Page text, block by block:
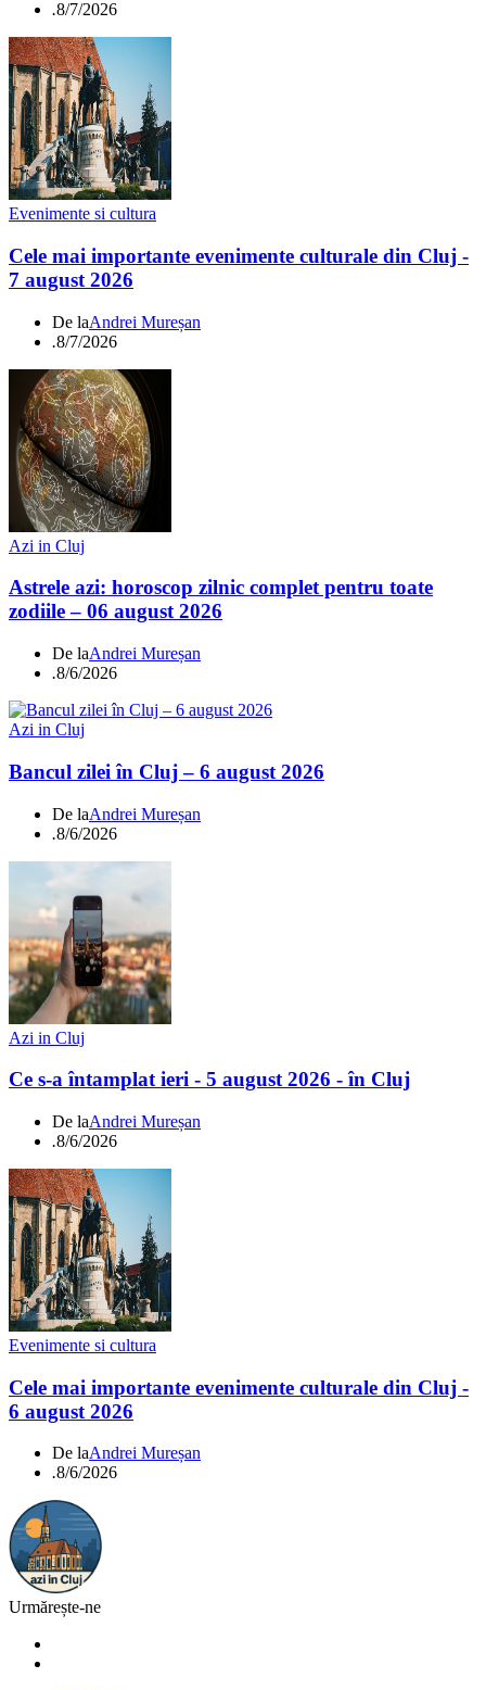
.8/7/2026
Evenimente si cultura
Cele mai importante evenimente culturale din Cluj -
7 august 2026
De laAndrei Mureșan
.8/7/2026
Azi in Cluj
Astrele azi: horoscop zilnic complet pentru toate
zodiile – 06 august 2026
De laAndrei Mureșan
.8/6/2026
Azi in Cluj
Bancul zilei în Cluj – 6 august 2026
De laAndrei Mureșan
.8/6/2026
Azi in Cluj
Ce s-a întamplat ieri - 5 august 2026 - în Cluj
De laAndrei Mureșan
.8/6/2026
Evenimente si cultura
Cele mai importante evenimente culturale din Cluj -
6 august 2026
De laAndrei Mureșan
.8/6/2026
Urmărește-ne